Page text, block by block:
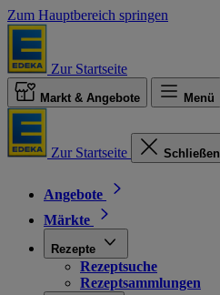
Zum Hauptbereich springen
Zur Startseite
Markt & Angebote Menü
Zur Startseite Schließen
Angebote
Märkte
Rezepte
Rezeptsuche
Rezeptsammlungen